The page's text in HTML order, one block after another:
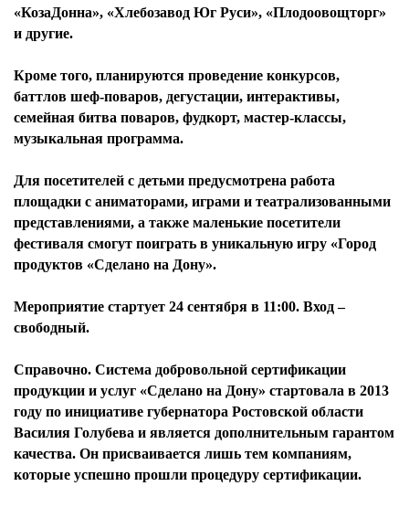
«КозаДонна», «Хлебозавод Юг Руси», «Плодоовощторг»
и другие.
Кроме того, планируются проведение конкурсов,
баттлов шеф-поваров, дегустации, интерактивы,
семейная битва поваров, фудкорт, мастер-классы,
музыкальная программа.
Для посетителей с детьми предусмотрена работа
площадки с аниматорами, играми и театрализованными
представлениями, а также маленькие посетители
фестиваля смогут поиграть в уникальную игру «Город
продуктов «Сделано на Дону».
Мероприятие стартует 24 сентября в 11:00. Вход –
свободный.
Справочно. Система добровольной сертификации
продукции и услуг «Сделано на Дону» стартовала в 2013
году по инициативе губернатора Ростовской области
Василия Голубева и является дополнительным гарантом
качества. Он присваивается лишь тем компаниям,
которые успешно прошли процедуру сертификации.